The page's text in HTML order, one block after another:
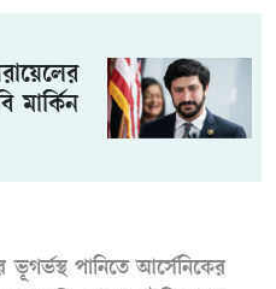
মার্কিন
পানিতে আর্সেনিকের